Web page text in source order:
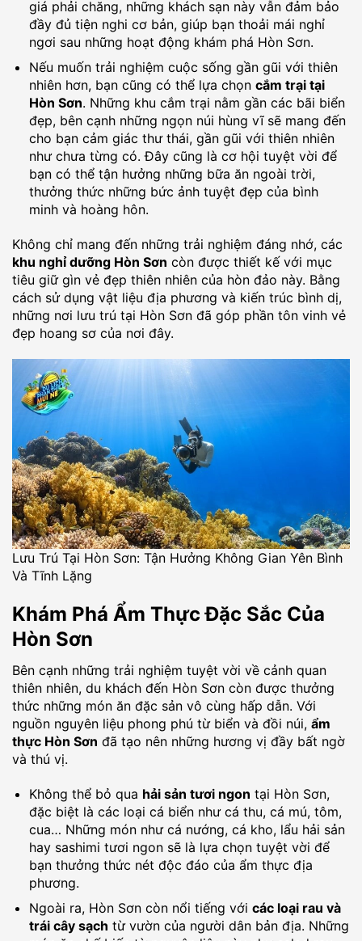
giá phải chăng, những khách sạn này vẫn đảm bảo
đầy đủ tiện nghi cơ bản, giúp bạn thoải mái nghỉ
ngơi sau những hoạt động khám phá Hòn Sơn.
Nếu muốn trải nghiệm cuộc sống gần gũi với thiên
nhiên hơn, bạn cũng có thể lựa chọn cắm trại tại
Hòn Sơn. Những khu cắm trại nằm gần các bãi biển
đẹp, bên cạnh những ngọn núi hùng vĩ sẽ mang đến
cho bạn cảm giác thư thái, gần gũi với thiên nhiên
như chưa từng có. Đây cũng là cơ hội tuyệt vời để
bạn có thể tận hưởng những bữa ăn ngoài trời,
thưởng thức những bức ảnh tuyệt đẹp của bình
minh và hoàng hôn.
Không chỉ mang đến những trải nghiệm đáng nhớ, các
khu nghỉ dưỡng Hòn Sơn còn được thiết kế với mục
tiêu giữ gìn vẻ đẹp thiên nhiên của hòn đảo này. Bằng
cách sử dụng vật liệu địa phương và kiến trúc bình dị,
những nơi lưu trú tại Hòn Sơn đã góp phần tôn vinh vẻ
đẹp hoang sơ của nơi đây.
Lưu Trú Tại Hòn Sơn: Tận Hưởng Không Gian Yên Bình
Và Tĩnh Lặng
Khám Phá Ẩm Thực Đặc Sắc Của
Hòn Sơn
Bên cạnh những trải nghiệm tuyệt vời về cảnh quan
thiên nhiên, du khách đến Hòn Sơn còn được thưởng
thức những món ăn đặc sản vô cùng hấp dẫn. Với
nguồn nguyên liệu phong phú từ biển và đồi núi, ẩm
thực Hòn Sơn đã tạo nên những hương vị đầy bất ngờ
và thú vị.
Không thể bỏ qua hải sản tươi ngon tại Hòn Sơn,
đặc biệt là các loại cá biển như cá thu, cá mú, tôm,
cua… Những món như cá nướng, cá kho, lẩu hải sản
hay sashimi tươi ngon sẽ là lựa chọn tuyệt vời để
bạn thưởng thức nét độc đáo của ẩm thực địa
phương.
Ngoài ra, Hòn Sơn còn nổi tiếng với các loại rau và
trái cây sạch từ vườn của người dân bản địa. Những